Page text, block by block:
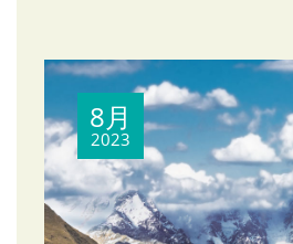
8月
2023